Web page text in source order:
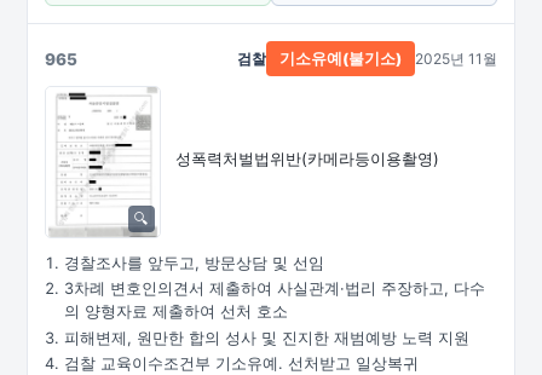
965
성폭력처벌법위반(카메라등이용촬영)
검찰 기소유예(불기소) 2025년 11월
경찰조사를 앞두고, 방문상담 및 선임
3차례 변호인의견서 제출하여 사실관계·법리 주장하고, 다수
의 양형자료 제출하여 선처 호소
피해변제, 원만한 합의 성사 및 진지한 재범예방 노력 지원
검찰 교육이수조건부 기소유예. 선처받고 일상복귀